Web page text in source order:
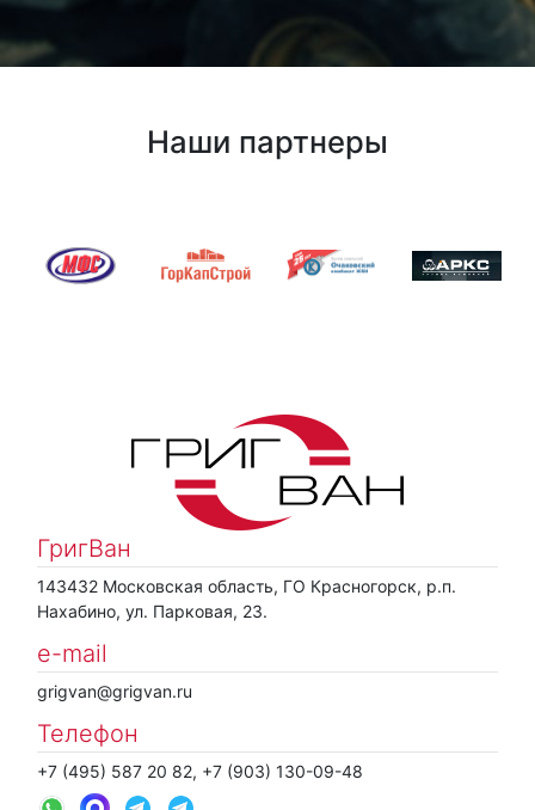
Наши партнеры
ГригВан
143432 Московская область, ГО Красногорск, р.п.
Нахабино, ул. Парковая, 23.
e-mail
grigvan@grigvan.ru
Телефон
+7 (495) 587 20 82, +7 (903) 130-09-48